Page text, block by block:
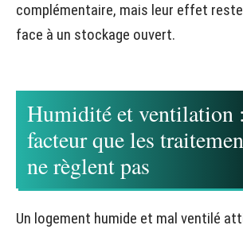
complémentaire, mais leur effet
face à un stockage ouvert.
Humidité et ventilation
facteur que les
ne règlent pas
Un logement humide et mal ventilé